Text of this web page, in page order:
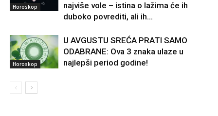
Horoskop
najviše vole – istina o lažima će ih
duboko povrediti, ali ih...
Horoskop
U AVGUSTU SREĆA PRATI SAMO
ODABRANE: Ova 3 znaka ulaze u
najlepši period godine!